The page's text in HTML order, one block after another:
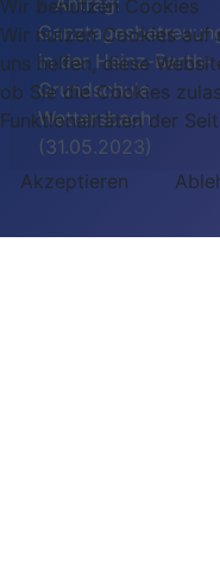
in der Heinz-Barth-
Grundschule
Wettersbach
(31.05.2023)
Wir benutzen Cookies
Wir nutzen Cookies auf
uns helfen, diese
ob Sie die Cookies
Funktionalitäten der
Akzeptieren